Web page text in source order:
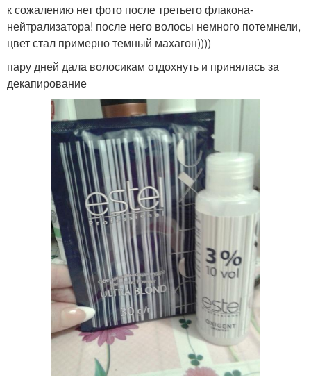
к сожалению нет фото после третьего флакона-
нейтрализатора! после него волосы немного потемнели,
цвет стал примерно темный махагон))))
пару дней дала волосикам отдохнуть и принялась за
декапирование